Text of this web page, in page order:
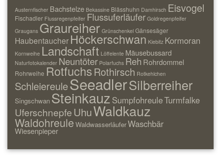
Austernfischer Bachstelze Bekassine Blässhuhn Damhirsch Eisvogel
Fischadler Flussregenpfeifer Flussuferläufer Goldregenpfeifer
Graugans Graureiher Grünschenkel Gänsesäger
Haubentaucher Höckerschwan Kiebitz Kormoran
Kornweihe Landschaft Löffelente Mäusebussard
Naturfotokalender Neuntöter Polarfuchs Reh Rohrdommel
Rohrweihe Rotfuchs Rothirsch Rotkehlchen
SchleiereuleSeeadlerSilberreiher
Singschwan Steinkauz SumpfohreuleTurmfalke
UferschnepfeUhuWaldkauz
Waldohreule WaldwasserläuferWaschbär
Wiesenpieper